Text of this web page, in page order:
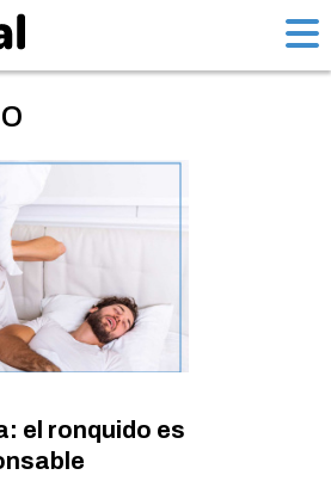
el ronquido es